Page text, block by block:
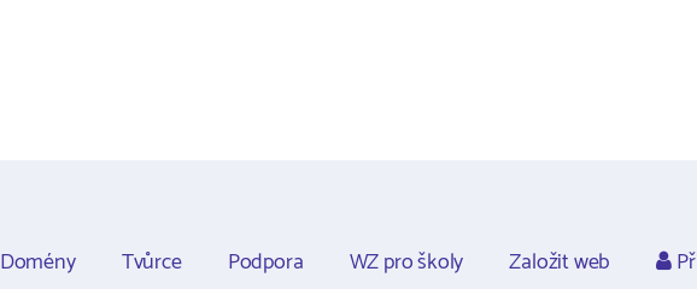
Domény Tvůrce Podpora WZ pro školy Založit web